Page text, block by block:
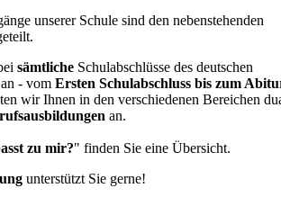
unserer Schule sind den nebenstehenden
sämtliche Schulabschlüsse des deutschen
- vom Ersten Schulabschluss bis zum
wir Ihnen in den verschiedenen Bereichen
an.
zu mir?" finden Sie eine Übersicht.
unterstützt Sie gerne!